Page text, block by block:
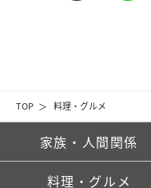
TOP 料理・グルメ
家族・人間関係
料理・グルメ